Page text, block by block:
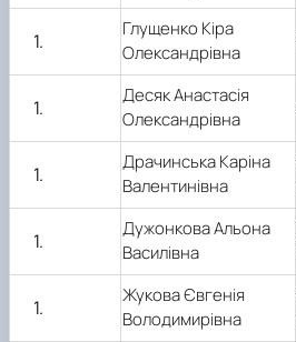
Глущенко Кіра
Олександрівна
Десяк Анастасія
Олександрівна
Драчинська Каріна
Валентинівна
Дужонкова Альона
Василівна
Жукова Євгенія
Володимирівна